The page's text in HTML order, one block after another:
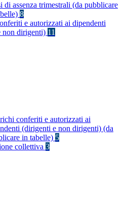
di assenza trimestrali (da pubblicare
8
e autorizzati ai dipendenti
non dirigenti) 11
conferiti e autorizzati ai
(dirigenti e non dirigenti) (da
in tabelle) 5
collettiva 3